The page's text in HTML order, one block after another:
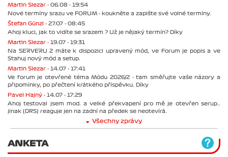
Martin Slezar - 06.08 - 19:54
Nové termíny srazu ve FORUM - koukněte a zapište své volné termíny.
Štefan Günzl - 27.07 - 08:45
Ahoj kluci, jak to vidíte se srazem ? Už je nějaký termín? Díky
Martin Slezar - 19.07 - 19:31
Na SERVERU 2 máte k dispozici upravený mód, ve Forum je popis a ve
Stahuj nový mód a setup.
Martin Slezar - 14.07 - 17:41
Ve forum je otevřené téma Módu 2026/2 - tam směřujte vaše názory a
připomínky, po přečtení krátkého příspěvku. Díky
Pavel Hajný - 14.07 - 17:29
Ahoj testoval jsem mod. a velké překvapení pro mě je otevřen serup..
jinak (DRS) reaguje jen na zadní na předek se neotevírá.
Všechny zprávy
ANKETA